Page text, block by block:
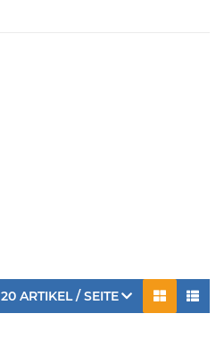
20 ARTIKEL / SEITE